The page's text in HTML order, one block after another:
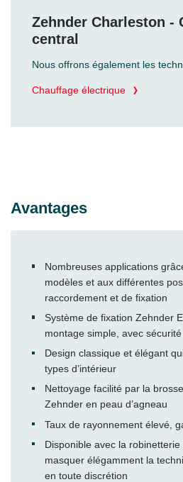
Zehnder Charleston -
central
Nous offrons également les
Chauffage électrique
Avantages
Nombreuses applications
modèles et aux différentes
raccordement et de fixation
Système de fixation Zehnder
montage simple, avec
Design classique et élégant
types d’intérieur
Nettoyage facilité par la
Zehnder en peau d’agneau
Taux de rayonnement élevé,
Disponible avec la
masquer élégamment la
en toute discrétion